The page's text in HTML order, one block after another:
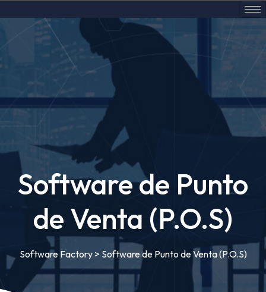
Software de Punto
de Venta (P.O.S)
Software Factory> Software de Punto de Venta (P.O.S)